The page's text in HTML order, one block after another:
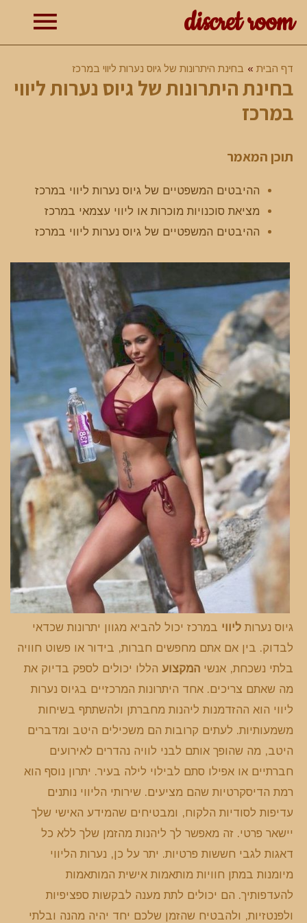
discret room
דף הבית בחינת היתרונות של גיוס נערות ליווי במרכז
בחינת היתרונות של גיוס נערות ליווי
במרכז
תוכן המאמר
ההיבטים המשפטיים של גיוס נערות ליווי במרכז
מציאת סוכנויות מוכרות או ליווי עצמאי במרכז
ההיבטים המשפטיים של גיוס נערות ליווי במרכז
גיוס נערות ליווי במרכז יכול להביא מגוון יתרונות שכדאי
לבדוק. בין אם אתם מחפשים חברות, בידור או פשוט חוויה
בלתי נשכחת, אנשי המקצוע הללו יכולים לספק בדיוק את
מה שאתם צריכים. אחד היתרונות המרכזיים בגיוס נערות
ליווי הוא ההזדמנות ליהנות מחברתן ולהשתתף בשיחות
משמעותיות. לעתים קרובות הם משכילים היטב ומדברים
היטב, מה שהופך אותם לבני לוויה נהדרים לאירועים
חברתיים או אפילו סתם לבילוי לילה בעיר. יתרון נוסף הוא
רמת הדיסקרטיות שהם מציעים. שירותי הליווי נותנים
עדיפות לסודיות הלקוח, ומבטיחים שהמידע האישי שלך
יישאר פרטי. זה מאפשר לך ליהנות מהזמן שלך ללא כל
דאגות לגבי חששות פרטיות. יתר על כן, נערות הליווי
מיומנות במתן חוויות מותאמות אישית המותאמות
להעדפותיך. הם יכולים לתת מענה לבקשות ספציפיות
ולפנטזיות, ולהבטיח שהזמן שלכם יחד יהיה מהנה ובלתי